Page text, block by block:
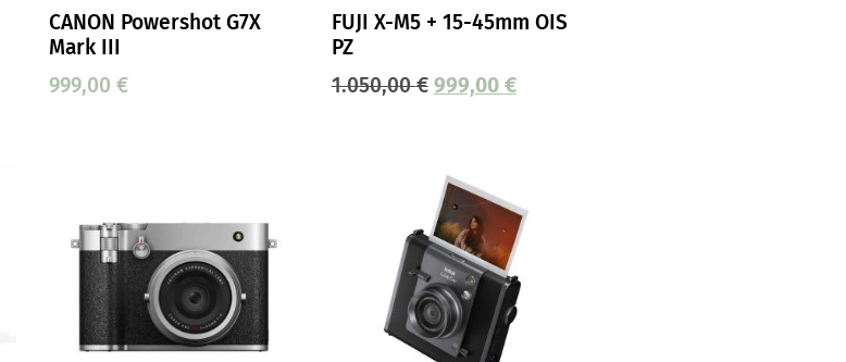
CANON Powershot G7X
Mark III
999,00€
FUJI X-M5 + 15-45mm OIS
PZ
1.050,00€ 999,00 €